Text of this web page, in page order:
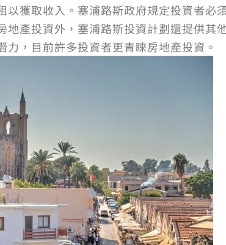
以獲取收入。塞浦路斯政府規定投資者必
地產投資外，塞浦路斯投資計劃還提供其
，目前許多投資者更青睞房地產投資。